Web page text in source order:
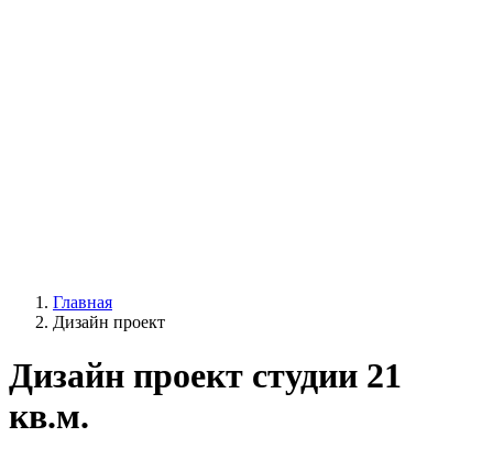
Главная
Дизайн проект
Дизайн проект студии 21
кв.м.